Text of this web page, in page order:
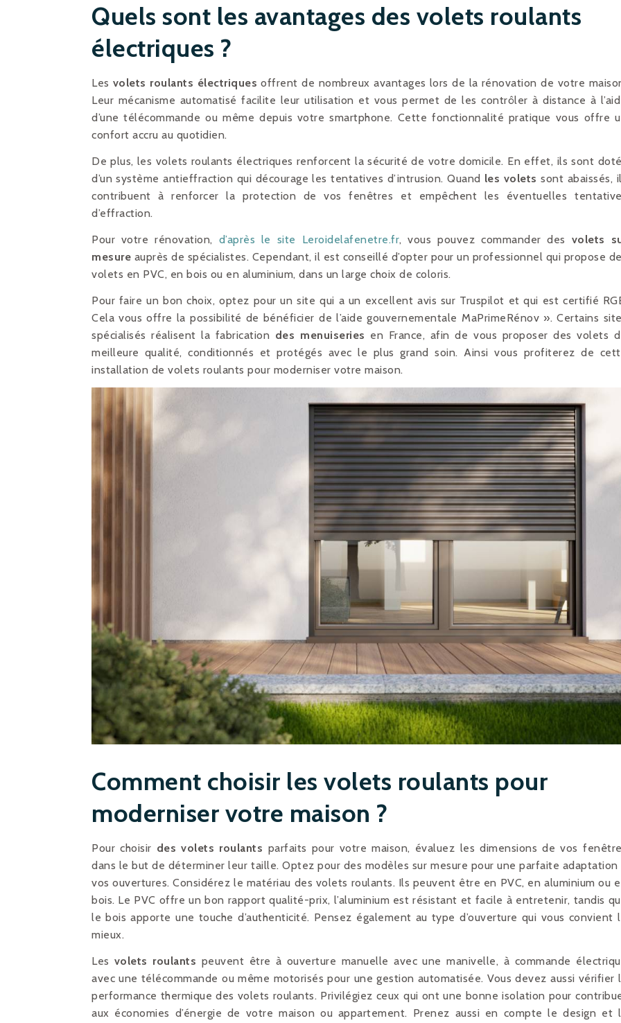
Quels sont les avantages des volets roulants
électriques ?
Les volets roulants électriques offrent de nombreux avantages lors de la rénovation de votre
Leur mécanisme automatisé facilite leur utilisation et vous permet de les contrôler à distance à
d’une télécommande ou même depuis votre smartphone. Cette fonctionnalité pratique vous offre
confort accru au quotidien.
De plus, les volets roulants électriques renforcent la sécurité de votre domicile. En effet, ils sont
d’un système antieffraction qui décourage les tentatives d’intrusion. Quand les volets sont abaissés,
contribuent à renforcer la protection de vos fenêtres et empêchent les éventuelles
d’effraction.
Pour votre rénovation, d’après le site Leroidelafenetre.fr, vous pouvez commander des volets
mesure auprès de spécialistes. Cependant, il est conseillé d’opter pour un professionnel qui propose
volets en PVC, en bois ou en aluminium, dans un large choix de coloris.
Pour faire un bon choix, optez pour un site qui a un excellent avis sur Truspilot et qui est certifié
Cela vous offre la possibilité de bénéficier de l’aide gouvernementale MaPrimeRénov ». Certains
spécialisés réalisent la fabrication des menuiseries en France, afin de vous proposer des volets
meilleure qualité, conditionnés et protégés avec le plus grand soin. Ainsi vous profiterez de
installation de volets roulants pour moderniser votre maison.
Comment choisir les volets roulants pour
moderniser votre maison ?
Pour choisir des volets roulants parfaits pour votre maison, évaluez les dimensions de vos
dans le but de déterminer leur taille. Optez pour des modèles sur mesure pour une parfaite adaptation
vos ouvertures. Considérez le matériau des volets roulants. Ils peuvent être en PVC, en aluminium ou
bois. Le PVC offre un bon rapport qualité-prix, l’aluminium est résistant et facile à entretenir, tandis
le bois apporte une touche d’authenticité. Pensez également au type d’ouverture qui vous convient
mieux.
Les volets roulants peuvent être à ouverture manuelle avec une manivelle, à commande
avec une télécommande ou même motorisés pour une gestion automatisée. Vous devez aussi vérifier
performance thermique des volets roulants. Privilégiez ceux qui ont une bonne isolation pour
aux économies d’énergie de votre maison ou appartement. Prenez aussi en compte le design et